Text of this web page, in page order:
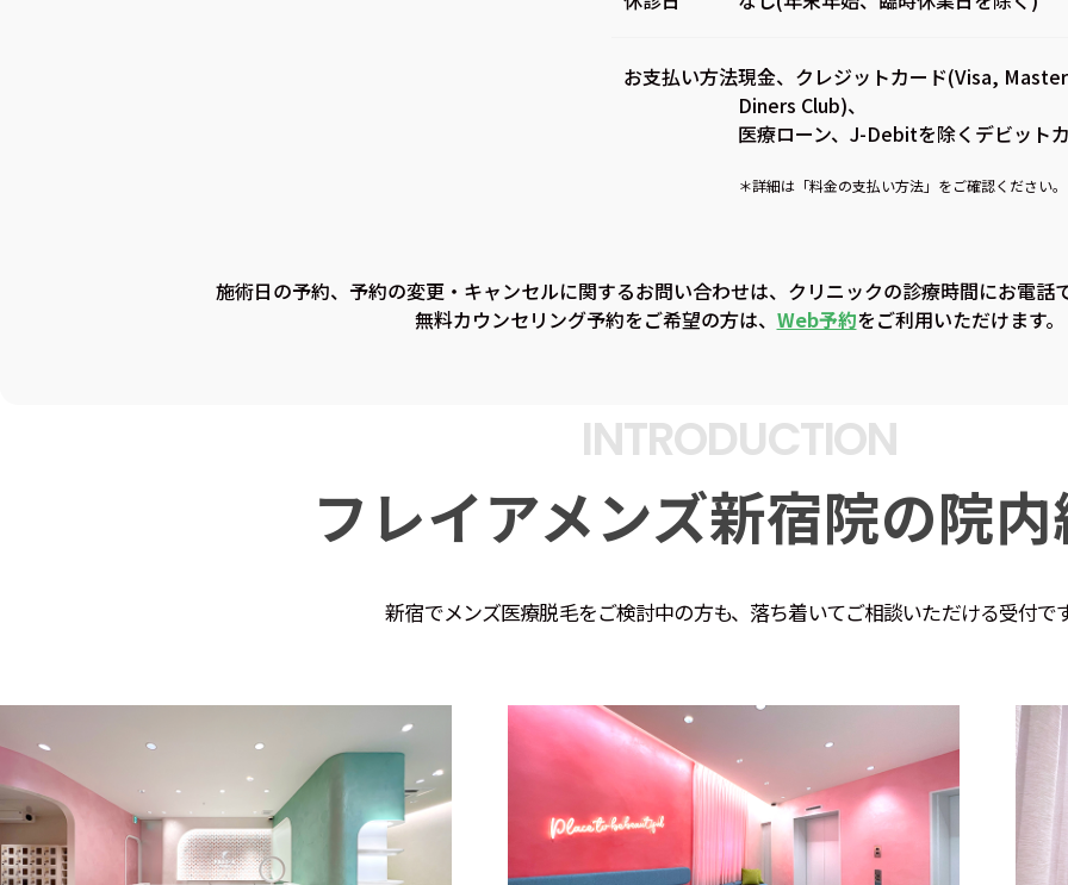
お支払い方法現金、クレジットカード(Visa,
Diners Club)、
医療ローン、J-Debitを除くデビット
＊詳細は「料金の支払い方法」をご確認ください。
施術日の予約、予約の変更・キャンセルに関するお問い合わせは、クリニックの診療時間にお電話
無料カウンセリング予約をご希望の方は、 Web予約をご利用いただけます。
INTRODUCTION
フレイアメンズ新宿院の院
新宿でメンズ医療脱毛をご検討中の方も、落ち着いてご相談いただける受付で